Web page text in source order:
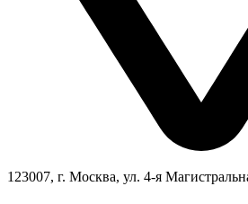
123007, г. Москва, ул. 4-я